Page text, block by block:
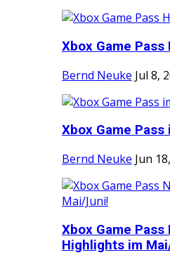
Xbox Game
Bernd Neuke Jul 8,
Xbox Game
Bernd Neuke Jun
Xbox Game Pass
Highlights im